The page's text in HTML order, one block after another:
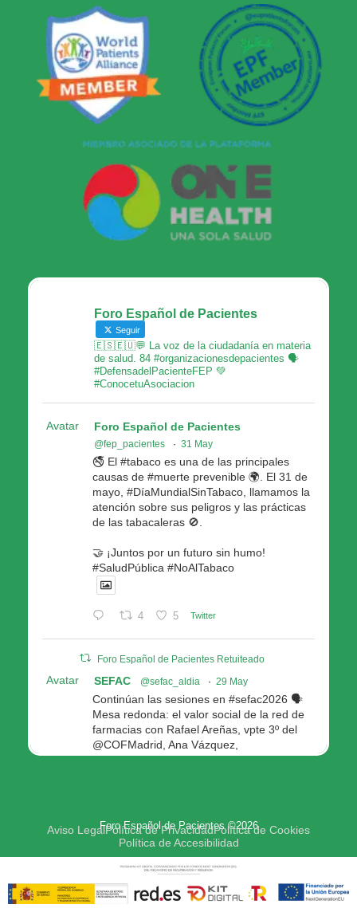
Foro Español de Pacientes
Seguir
🇪🇸🇪🇺💬 La voz de la ciudadanía en materia
de salud. 84 #organizacionesdepacientes 🗣
#DefensadelPacienteFEP 💚
#ConocetuAsociacion
Avatar Foro Español de Pacientes
@fep_pacientes · 31 May
🚭 El #tabaco es una de las principales
causas de #muerte prevenible 🌍. El 31 de
mayo, #DíaMundialSinTabaco, llamamos la
atención sobre sus peligros y las prácticas
de las tabacaleras 🚫.
🤝 ¡Juntos por un futuro sin humo!
#SaludPública #NoAlTabaco
4 5 Twitter
Foro Español de Pacientes Retuiteado
Avatar SEFAC @sefac_aldia · 29 May
Continúan las sesiones en #sefac2026 🗣️
Mesa redonda: el valor social de la red de
farmacias con Rafael Areñas, vpte 3º del
@COFMadrid, Ana Vázquez,
@fep_pacientes Galicia, Antón Acevedo, d
4 4 Twitter
Foro Español de Pacientes
@fep_pacientes · 29 May
Foro Español de Pacientes ©2026
Aviso LegalPolítica de PrivacidadPolítica de Cookies
Política de Accesibilidad